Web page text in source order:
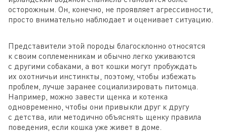
осторожным. Он, конечно, не проявляет агрессивности,
просто внимательно наблюдает и оценивает ситуацию.
Представители этой породы благосклонно относятся
к своим соплеменникам и обычно легко уживаются
с другими собаками, а вот кошки могут пробуждать
их охотничьи инстинкты, поэтому, чтобы избежать
проблем, лучше заранее социализировать питомца.
Например, можно завести щенка и котенка
одновременно, чтобы они привыкли друг к другу
с детства, или методично объяснять щенку правила
поведения, если кошка уже живет в доме.